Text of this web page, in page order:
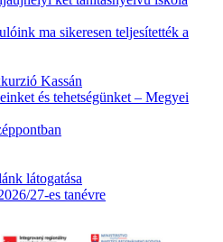
ma sikeresen teljesítették a
Kassán
és tehetségünket – Megyei
látogatása
27-es tanévre